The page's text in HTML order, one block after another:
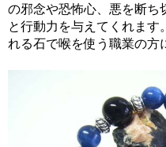
の邪念や恐怖心、悪を断ち
と行動力を与えてくれます
れる石で喉を使う職業の方